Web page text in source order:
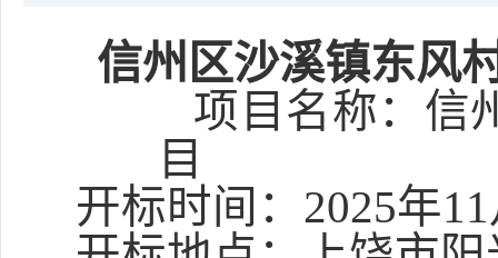
信州区沙溪镇东风
项目名称： 信
目
开标时间： 2025年11